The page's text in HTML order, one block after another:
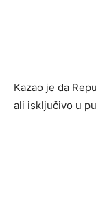
Kazao je da
ali isključivo u